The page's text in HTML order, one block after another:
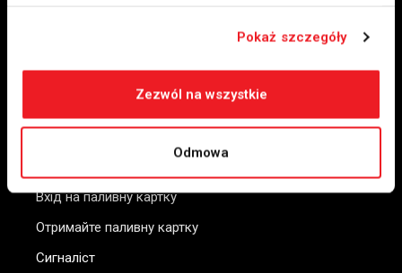
Pokaż szczegóły
Zezwól na wszystkie
Odmowa
Наші станції
Вхід на паливну картку
Отримайте паливну картку
Сигналіст